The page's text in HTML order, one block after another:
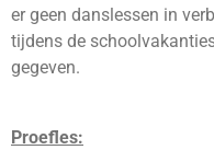
er geen danslessen in
tijdens de
gegeven.
Proefles: